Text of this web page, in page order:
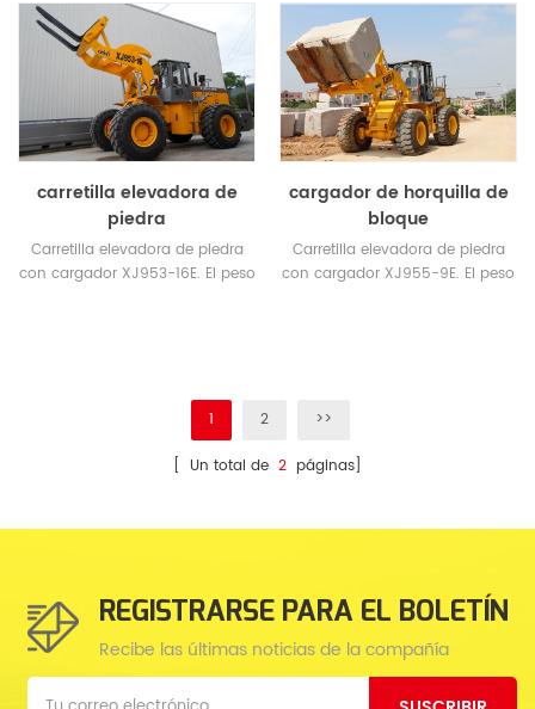
más pesado que otras marcas.
carretilla elevadora de
piedra
Carretilla elevadora de piedra
con cargador XJ953-16E. El peso
cargador de horquilla de
bloque
Carretilla elevadora de piedra
con cargador XJ955-9E. El peso
1 2 >>
[ Un total de 2 páginas]
REGISTRARSE PARA EL BOLETÍN
Recibe las últimas noticias de la compañía